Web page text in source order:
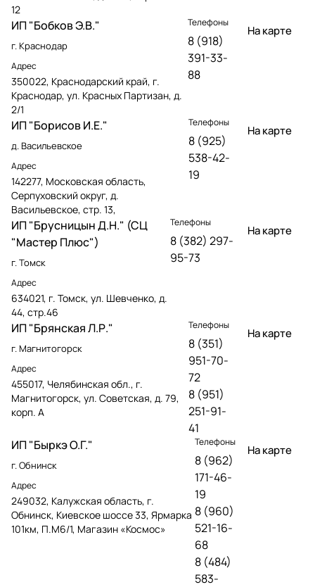
12
ИП "Бобков Э.В."
г. Краснодар
Адрес
350022, Краснодарский край, г.
Краснодар, ул. Красных Партизан, д.
2/1
Телефоны
8 (918)
391-33-
88
На карте
ИП "Борисов И.Е."
д. Васильевское
Адрес
142277, Московская область,
Серпуховский округ, д.
Васильевское, стр. 13,
Телефоны
8 (925)
538-42-
19
На карте
ИП "Брусницын Д.Н." (СЦ
"Мастер Плюс")
г. Томск
Адрес
634021, г. Томск, ул. Шевченко, д.
44, стр.46
Телефоны
8 (382) 297-
95-73
На карте
ИП "Брянская Л.Р."
г. Магнитогорск
Адрес
455017, Челябинская обл., г.
Магнитогорск, ул. Советская, д. 79,
корп. А
Телефоны
8 (351)
951-70-
72
8 (951)
251-91-
41
На карте
ИП "Быркэ О.Г."
г. Обнинск
Адрес
249032, Калужская область, г.
Обнинск, Киевское шоссе 33, Ярмарка
101км, П.М6/1, Магазин «Космос»
Телефоны
8 (962)
171-46-
19
8 (960)
521-16-
68
8 (484)
583-
На карте